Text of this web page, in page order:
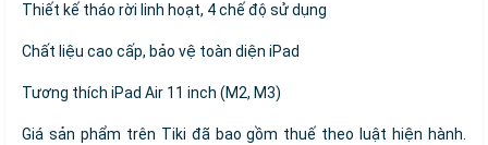
Thiết kế tháo rời linh hoạt, 4 chế độ sử dụng
Chất liệu cao cấp, bảo vệ toàn diện iPad
Tương thích iPad Air 11 inch (M2, M3)
Giá sản phẩm trên Tiki đã bao gồm thuế theo luật hiện hành.